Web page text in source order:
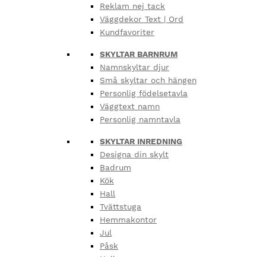
Reklam nej tack
Väggdekor Text | Ord
Kundfavoriter
SKYLTAR BARNRUM
Namnskyltar djur
Små skyltar och hängen
Personlig födelsetavla
Väggtext namn
Personlig namntavla
SKYLTAR INREDNING
Designa din skylt
Badrum
Kök
Hall
Tvättstuga
Hemmakontor
Jul
Påsk